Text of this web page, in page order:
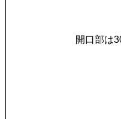
開口部は